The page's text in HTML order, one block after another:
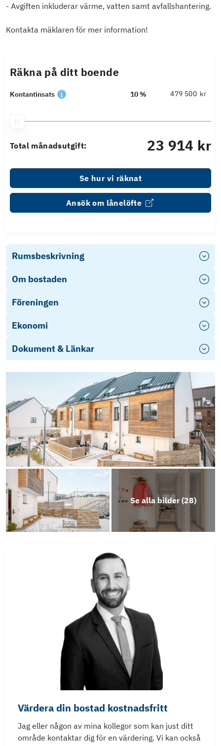
- Avgiften inkluderar värme, vatten samt avfallshantering.
Kontakta mäklaren för mer information!
Räkna på ditt boende
Kontantinsats 10 % kr
Total månadsutgift: 23 914 kr
Se hur vi räknat
Ansök om lånelöfte
Rumsbeskrivning
Om bostaden
Föreningen
Ekonomi
Dokument & Länkar
Se alla bilder (28)
Värdera din bostad kostnadsfritt
Jag eller någon av mina kollegor som kan just ditt
område kontaktar dig för en värdering. Vi kan också